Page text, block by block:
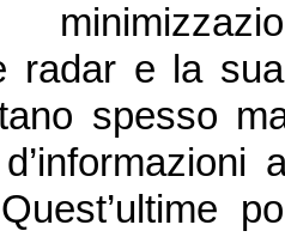
radar e la
spesso